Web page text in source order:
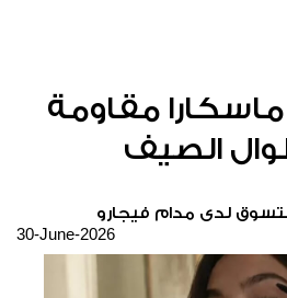
أنواع ماسكارا مقاومة
الصيف
لدى مدام فيجارو
30-June-2026